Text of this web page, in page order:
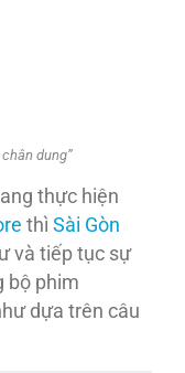
dung”
thực hiện
thì Sài Gòn
và tiếp tục sự
bộ phim
dựa trên câu